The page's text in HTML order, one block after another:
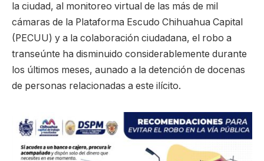
la ciudad, al monitoreo virtual de las más de mil
cámaras de la Plataforma Escudo Chihuahua Capital
(PECUU) y a la colaboración ciudadana, el robo a
transeúnte ha disminuido considerablemente durante
los últimos meses, aunado a la detención de docenas
de personas relacionadas a este ilícito.